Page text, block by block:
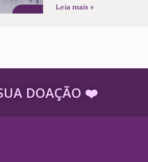
Leia mais »
DOAÇÃO ​❤️